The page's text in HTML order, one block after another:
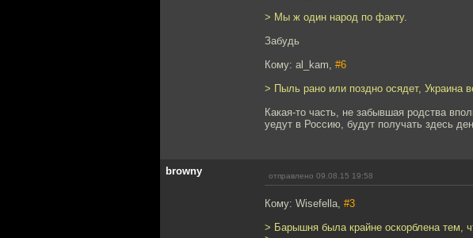
> Мы ж один народ по факту.
Забудь
Кому: al_kam, #6
> Пыль рано или поздно осядет, Украина
Какая-то часть, не забывшая родства
уедут в Россию, будут получать здесь
browny отправлено 09.08.15 19:58
Кому: Wisefella, #3
> Барышня была крайне оскорблена тем,